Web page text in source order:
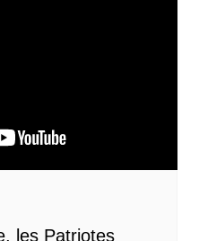
les Patriotes